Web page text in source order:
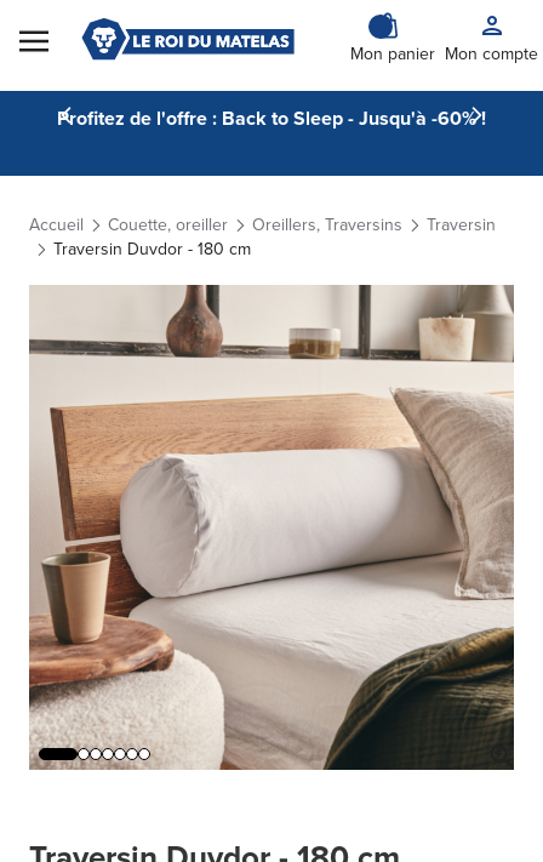
Skip to Content
Mon panier Mon compte
Profitez de l'offre : Back to Sleep - Jusqu'à -60% !
Accueil Couette, oreiller Oreillers, Traversins
Traversin
Traversin Duvdor - 180 cm